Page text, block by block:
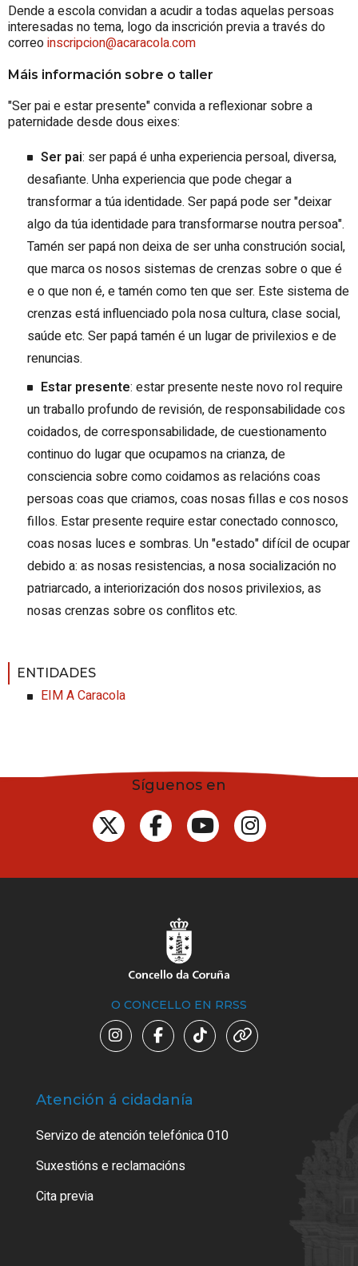
Dende a escola convidan a acudir a todas aquelas persoas
interesadas no tema, logo da inscrición previa a través do
correoinscripcion@acaracola.com
Máis información sobre o taller
"Ser pai e estar presente" convida a reflexionar sobre a
paternidade desde dous eixes:
Ser pai: ser papá é unha experiencia persoal, diversa,
desafiante. Unha experiencia que pode chegar a
transformar a túa identidade. Ser papá pode ser "deixar
algo da túa identidade para transformarse noutra persoa".
Tamén ser papá non deixa de ser unha construción social,
que marca os nosos sistemas de crenzas sobre o que é
e o que non é, e tamén como ten que ser. Este sistema de
crenzas está influenciado pola nosa cultura, clase social,
saúde etc. Ser papá tamén é un lugar de privilexios e de
renuncias.
Estar presente: estar presente neste novo rol require
un traballo profundo de revisión, de responsabilidade cos
coidados, de corresponsabilidade, de cuestionamento
continuo do lugar que ocupamos na crianza, de
consciencia sobre como coidamos as relacións coas
persoas coas que criamos, coas nosas fillas e cos nosos
fillos. Estar presente require estar conectado connosco,
coas nosas luces e sombras. Un "estado" difícil de ocupar
debido a: as nosas resistencias, a nosa socialización no
patriarcado, a interiorización dos nosos privilexios, as
nosas crenzas sobre os conflitos etc.
ENTIDADES
EIM A Caracola
Síguenos en
O CONCELLO EN RRSS
Atención á cidadanía
Servizo de atención telefónica 010
Suxestións e reclamacións
Cita previa